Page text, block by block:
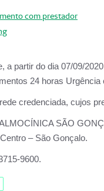
com prestador
a partir do dia 07/09/
24 horas Urgência
credenciada, cujos
– São Gonçalo.
9600.